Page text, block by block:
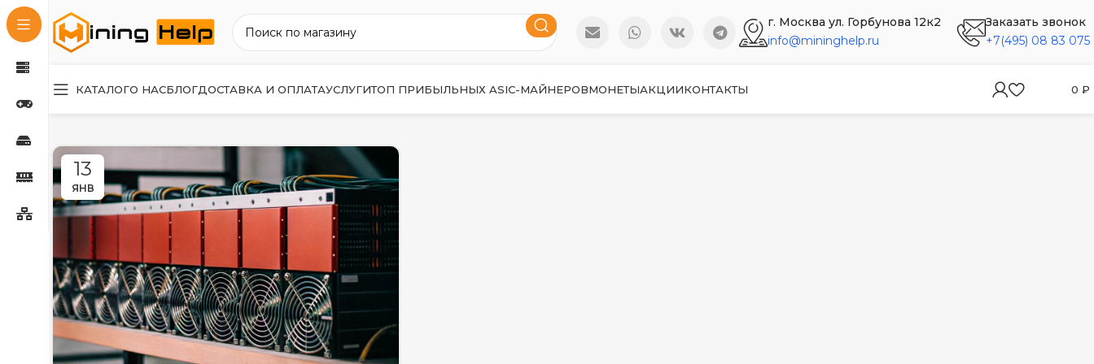
г. Москва ул. Горбунова 12к2
info@mininghelp.ru
Заказать звонок
+7(495) 08 83 075
КАТАЛОГО НАСБЛОГДОСТАВКА И ОПЛАТАУСЛУГИТОП ПРИБЫЛЬНЫХ ASIC-МАЙНЕРОВМОНЕТЫАКЦИИКОНТАКТЫ 0 ₽
13
ЯНВ